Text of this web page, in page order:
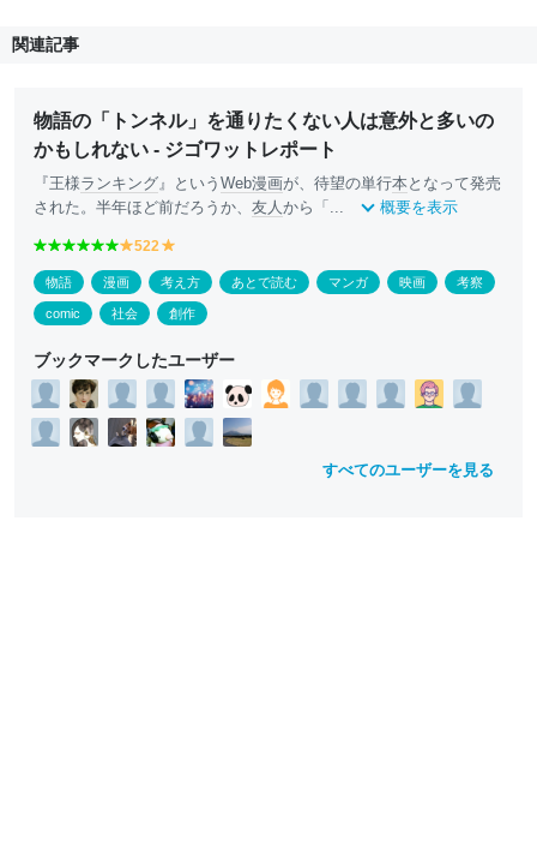
関連記事
物語の「トンネル」を通りたくない人は意外と多いの
かもしれない - ジゴワットレポート
『王様ランキング』という Web漫画が、待望の単行本 となって発売
された。半年ほど前だろうか、 友人から「... 概要を表示
g
r
e
e
g
r
e
e
g
r
e
e
g
r
e
e
g
r
e
e
g
r
e
e
y
e
ll
o
522
e
ll
o
物語 漫画 考え方 あとで読む マンガ 映画 考察
comic 社会 創作
ブックマークしたユーザー
すべてのユーザーを見る